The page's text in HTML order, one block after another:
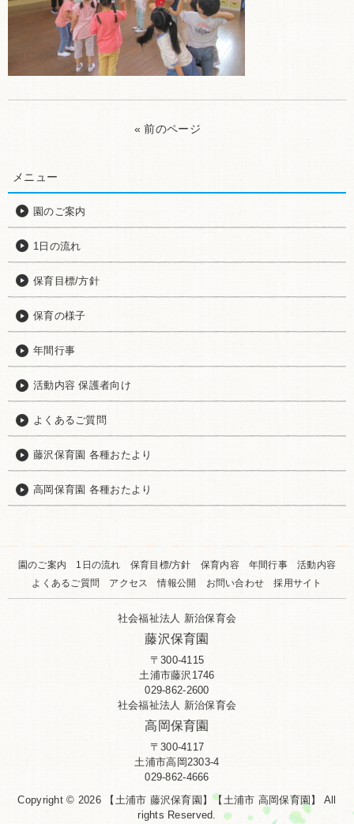
« 前のページ
メニュー
園のご案内
1日の流れ
保育目標/方針
保育の様子
年間行事
活動内容 保護者向け
よくあるご質問
藤沢保育園 各種おたより
高岡保育園 各種おたより
園のご案内 1日の流れ 保育目標/方針 保育内容 年間行事
活動内容
よくあるご質問
アクセス 情報公開 お問い合わせ 採用サイト
社会福祉法人 新治保育会
藤沢保育園
〒300-4115
土浦市藤沢1746
029-862-2600
社会福祉法人 新治保育会
高岡保育園
〒300-4117
土浦市高岡2303-4
029-862-4666
Copyright © 2026 【土浦市 藤沢保育園】【土浦市 高岡保育園】 All
rights Reserved.